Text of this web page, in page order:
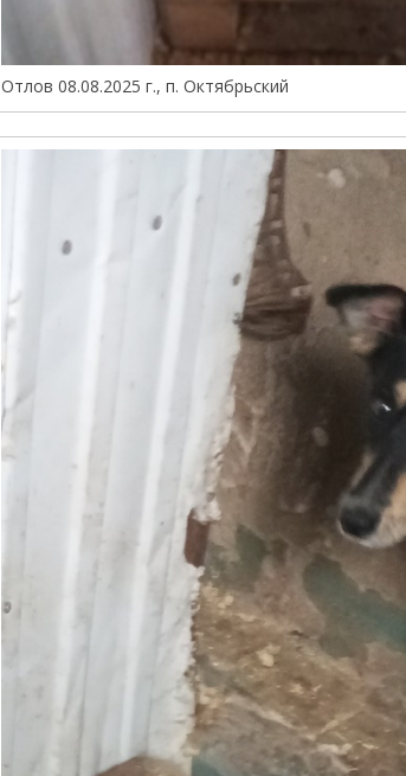
Отлов 08.08.2025 г., п. Октябрьский